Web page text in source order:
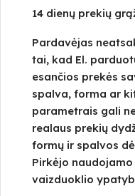
14 dienų prekių
Pardavėjas
tai, kad El.
esančios prekės
spalva, forma ar
parametrais gali
realaus prekių
formų ir spalvos
Pirkėjo naudojamo
vaizduoklio